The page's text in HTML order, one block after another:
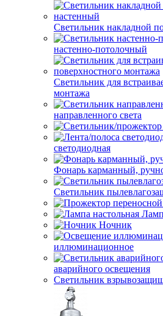
Светильник накладной
настенно-потолочный
Светильник для
монтажа
направленного света
светодиодная
Фонарь карманный,
Светильник
Ночник
иллюминационное
аварийного освещения
Светильник